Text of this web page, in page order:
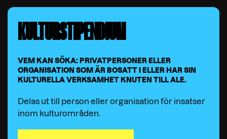
KULTURSTIPENDIUM
VEM KAN SÖKA: PRIVATPERSONER ELLER
ORGANISATION SOM ÄR BOSATT I ELLER HAR SIN
KULTURELLA VERKSAMHET KNUTEN TILL ALE.
Delas ut till person eller organisation för insatser
inom kulturområden.